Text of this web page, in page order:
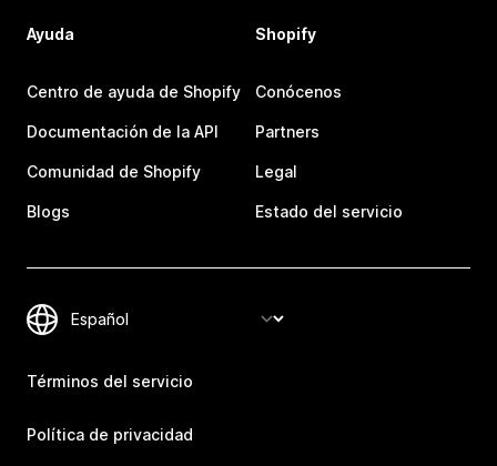
Ayuda
Centro de ayuda de Shopify
Documentación de la API
Comunidad de Shopify
Blogs
Shopify
Conócenos
Partners
Legal
Estado del servicio
Términos del servicio
Política de privacidad